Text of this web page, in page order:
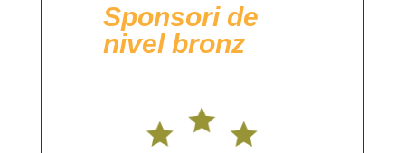
Sponsori de
nivel bronz